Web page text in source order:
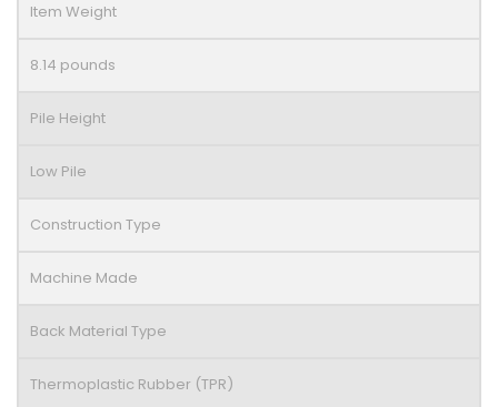
Item Weight
8.14 pounds
Pile Height
Low Pile
Construction Type
Machine Made
Back Material Type
Thermoplastic Rubber (TPR)